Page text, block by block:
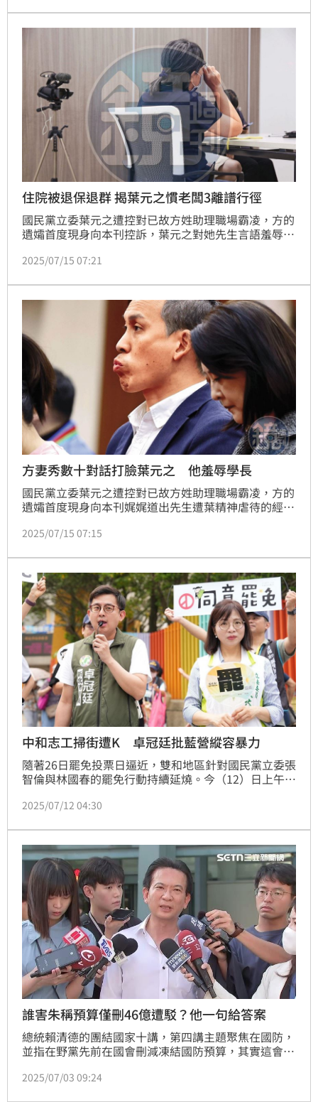
月初再度赴葉的辦公室勞檢，已揪出葉涉侵害勞權的2
項違法缺失。
住院被退保退群 揭葉元之慣老闆3離譜行徑
國民黨立委葉元之遭控對已故方姓助理職場霸凌，方的
遺孀首度現身向本刊控訴，葉元之對她先生言語羞辱、
群」，他2月25日過世後，讓方妻震驚的事更一件件冒
勁，「他居然1月10日就被退保了！」退保日就是葉告
訴方「辭職就不用請假」那天。
2025/07/15 07:21
方妻秀數十對話打臉葉元之 他羞辱學長
國民黨立委葉元之遭控對已故方姓助理職場霸凌，方的
遺孀首度現身向本刊娓娓道出先生遭葉精神虐待的經
回、冷暴力，葉甚至多次在私訊及工作群組內出言羞
2025/07/15 07:15
中和志工掃街遭K 卓冠廷批藍營縱容暴力
隨著26日罷免投票日逼近，雙和地區針對國民黨立委張
智倫與林國春的罷免行動持續延燒。今（12）日上午，
舒」、「無獻清林」志工前往中和枋寮市場掃街催票，
票。不料現場出現支持者當場大聲反對，甚至與志工爆
發言語交鋒，場面一度緊張。
2025/07/12 04:30
誰害朱稱預算僅刪46億遭駁？他一句給答案
總統賴清德的團結國家十講，第四講主題聚焦在國防，
並指在野黨先前在國會刪減凍結國防預算，其實這會讓
民黨主席朱立倫反擊，今（2025）年國防預算立法院
2025/07/03 09:24